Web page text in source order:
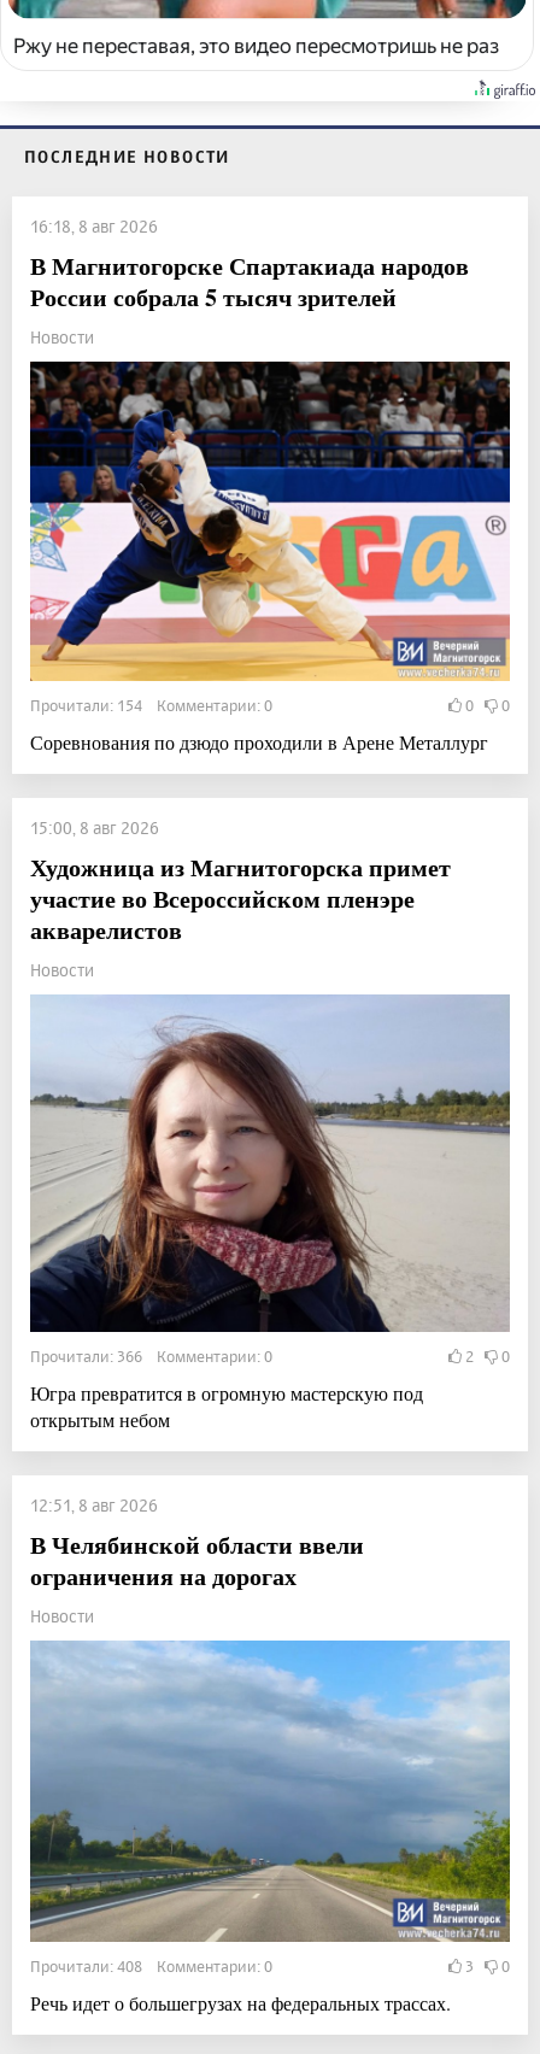
Ржу не переставая, это видео пересмотришь не раз
ПОСЛЕДНИЕ НОВОСТИ
16:18, 8 авг 2026
В Магнитогорске Спартакиада народов
России собрала 5 тысяч зрителей
Новости
Прочитали: 154 Комментарии: 0 0 0
Соревнования по дзюдо проходили в Арене Металлург
15:00, 8 авг 2026
Художница из Магнитогорска примет
участие во Всероссийском пленэре
акварелистов
Новости
Прочитали: 366 Комментарии: 0 2 0
Югра превратится в огромную мастерскую под
открытым небом
12:51, 8 авг 2026
В Челябинской области ввели
ограничения на дорогах
Новости
Прочитали: 408 Комментарии: 0 3 0
Речь идет о большегрузах на федеральных трассах.